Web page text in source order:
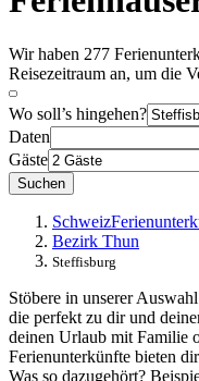
Wir haben 277
Reisezeitraum an, um die
Wo soll’s hingehen?
Daten
Gäste
Suchen
Schweiz
Bezirk Thun
Steffisburg
Stöbere in unserer
die perfekt zu dir und
deinen Urlaub mit Familie
Ferienunterkünfte bieten
Was so dazugehört?